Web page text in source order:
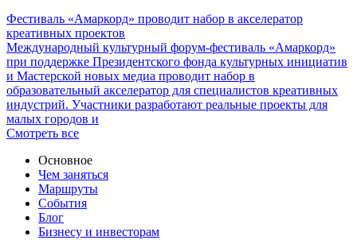
Фестиваль «Амаркорд» проводит набор в акселератор
креативных проектов
Международный культурный форум-фестиваль «Амаркорд»
при поддержке Президентского фонда культурных инициатив
и Мастерской новых медиа проводит набор в
образовательный акселератор для специалистов креативных
индустрий. Участники разработают реальные проекты для
малых городов и
Смотреть все
Основное
Чем заняться
Маршруты
События
Блог
Бизнесу и инвесторам